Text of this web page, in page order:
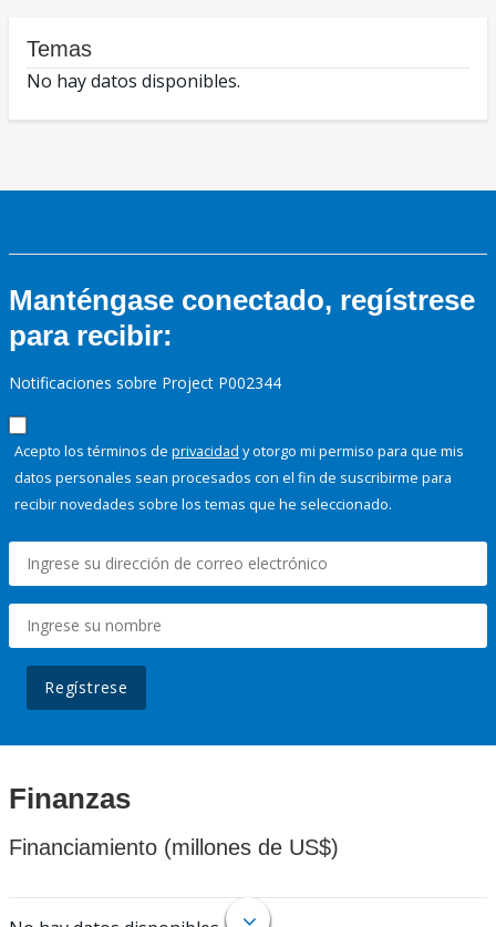
Temas
No hay datos disponibles.
Manténgase conectado, regístrese
para recibir:
Notificaciones sobre Project P002344
Acepto los términos de privacidad y otorgo mi permiso para que mis
datos personales sean procesados con el fin de suscribirme para
recibir novedades sobre los temas que he seleccionado.
Regístrese
Finanzas
Financiamiento (millones de US$)